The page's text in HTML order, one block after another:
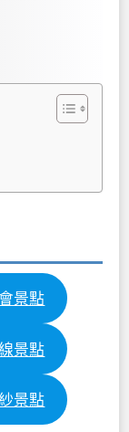
景點
景點
景點